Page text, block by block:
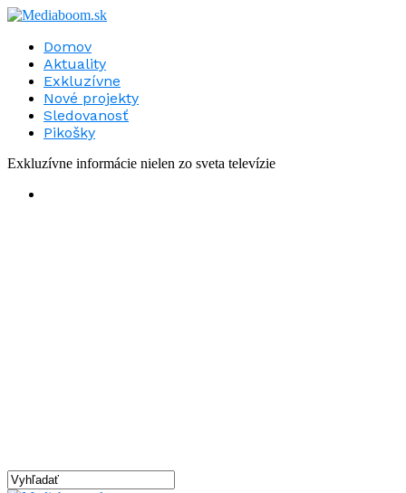
Domov
Aktuality
Exkluzívne
Nové projekty
Sledovanosť
Pikošky
Exkluzívne informácie nielen zo sveta televízie